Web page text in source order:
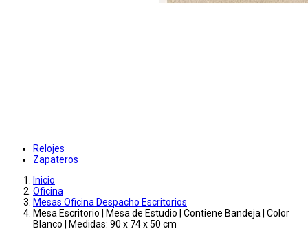
Relojes
Zapateros
Inicio
Oficina
Mesas Oficina Despacho Escritorios
Mesa Escritorio | Mesa de Estudio | Contiene Bandeja | Color
Blanco | Medidas: 90 x 74 x 50 cm